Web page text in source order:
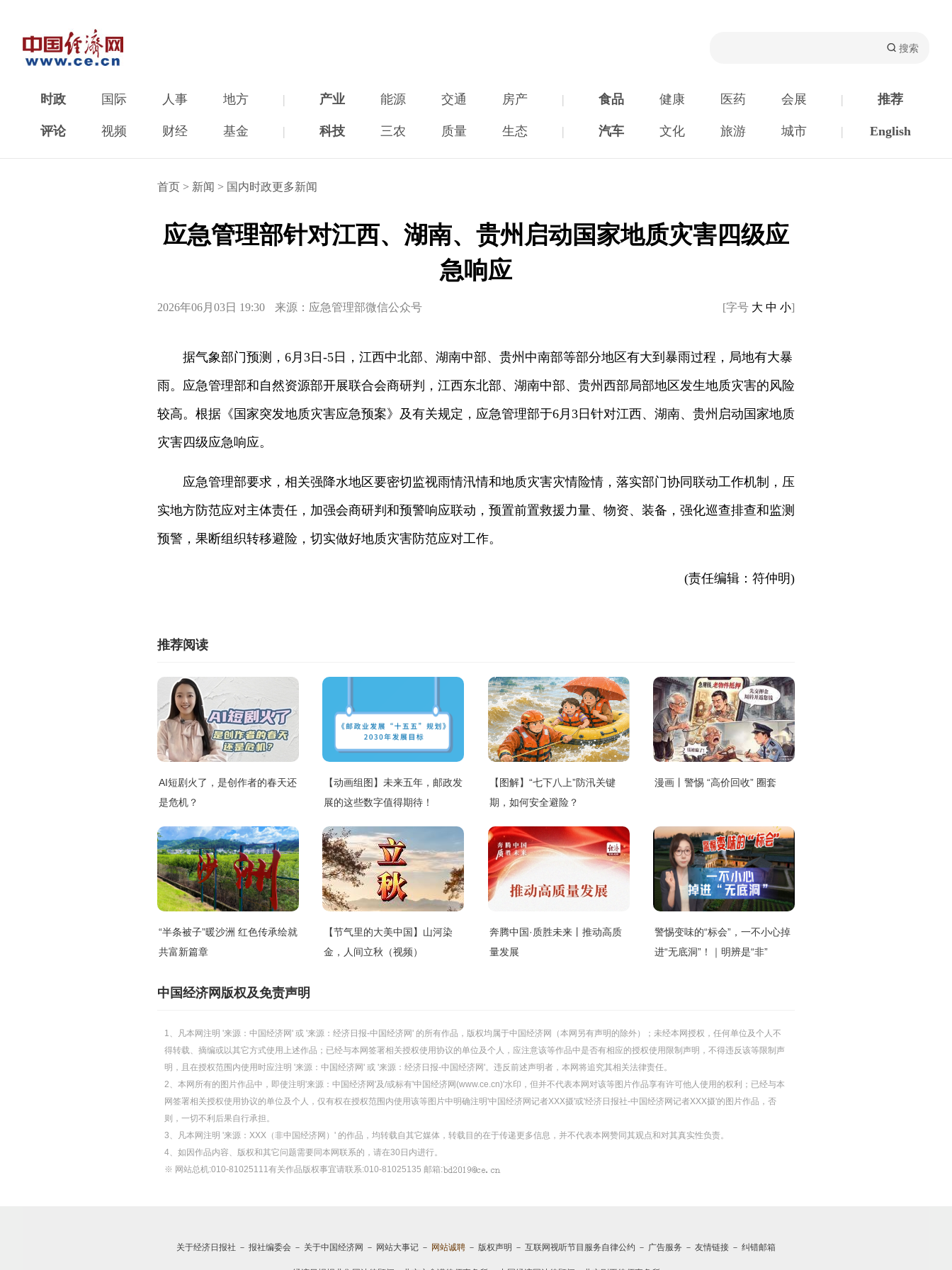
时政 国际 人事 地方 | 产业 能源 交通 房产 | 食品 健康 医药 会展 | 推荐
评论 视频 财经 基金 | 科技 三农 质量 生态 | 汽车 文化 旅游 城市 | English
首页 > 新闻 > 国内时政更多新闻
应急管理部针对江西、湖南、贵州启动国家地质灾害四级应
急响应
2026年06月03日 19:30 来源：应急管理部微信公众号 [字号 大 中 小]
据气象部门预测，6月3日-5日，江西中北部、湖南中部、贵州中南部等部分地区有大到暴雨过程，局地有大暴
雨。应急管理部和自然资源部开展联合会商研判，江西东北部、湖南中部、贵州西部局部地区发生地质灾害的风险
较高。根据《国家突发地质灾害应急预案》及有关规定，应急管理部于6月3日针对江西、湖南、贵州启动国家地质
灾害四级应急响应。
应急管理部要求，相关强降水地区要密切监视雨情汛情和地质灾害灾情险情，落实部门协同联动工作机制，压
实地方防范应对主体责任，加强会商研判和预警响应联动，预置前置救援力量、物资、装备，强化巡查排查和监测
预警，果断组织转移避险，切实做好地质灾害防范应对工作。
(责任编辑：符仲明)
推荐阅读
AI短剧火了，是创作者的春天还
是危机？
【动画组图】未来五年，邮政发
展的这些数字值得期待！
【图解】“七下八上”防汛关键
期，如何安全避险？
漫画丨警惕 “高价回收” 圈套
“半条被子”暖沙洲 红色传承绘就
共富新篇章
【节气里的大美中国】山河染
金，人间立秋（视频）
奔腾中国·质胜未来丨推动高质
量发展
警惕变味的“标会”，一不小心掉
进“无底洞”！｜明辨是“非”
中国经济网版权及免责声明
1、凡本网注明 '来源：中国经济网' 或 '来源：经济日报-中国经济网' 的所有作品，版权均属于中国经济网（本网另有声明的除外）；未经本网授权，任何单位及个人不
得转载、摘编或以其它方式使用上述作品；已经与本网签署相关授权使用协议的单位及个人，应注意该等作品中是否有相应的授权使用限制声明，不得违反该等限制声
明，且在授权范围内使用时应注明 '来源：中国经济网' 或 '来源：经济日报-中国经济网'。违反前述声明者，本网将追究其相关法律责任。
2、本网所有的图片作品中，即使注明'来源：中国经济网'及/或标有'中国经济网(www.ce.cn)'水印，但并不代表本网对该等图片作品享有许可他人使用的权利；已经与本
网签署相关授权使用协议的单位及个人，仅有权在授权范围内使用该等图片中明确注明'中国经济网记者XXX摄'或'经济日报社-中国经济网记者XXX摄'的图片作品，否
则，一切不利后果自行承担。
3、凡本网注明 '来源：XXX（非中国经济网）' 的作品，均转载自其它媒体，转载目的在于传递更多信息，并不代表本网赞同其观点和对其真实性负责。
4、如因作品内容、版权和其它问题需要同本网联系的，请在30日内进行。
※ 网站总机:010-81025111有关作品版权事宜请联系:010-81025135 邮箱:
关于经济日报社 － 报社编委会 － 关于中国经济网 － 网站大事记 － 网站诚聘 － 版权声明 － 互联网视听节目服务自律公约 － 广告服务 － 友情链接 － 纠错邮箱